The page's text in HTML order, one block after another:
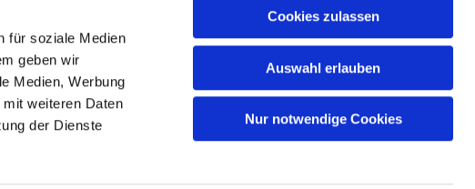
für soziale Medien
geben wir
Medien, Werbung
weiteren Daten
der Dienste
Cookies zulassen
Auswahl erlauben
Nur notwendige Cookies
43779903info@tegel-borsigwalde.de